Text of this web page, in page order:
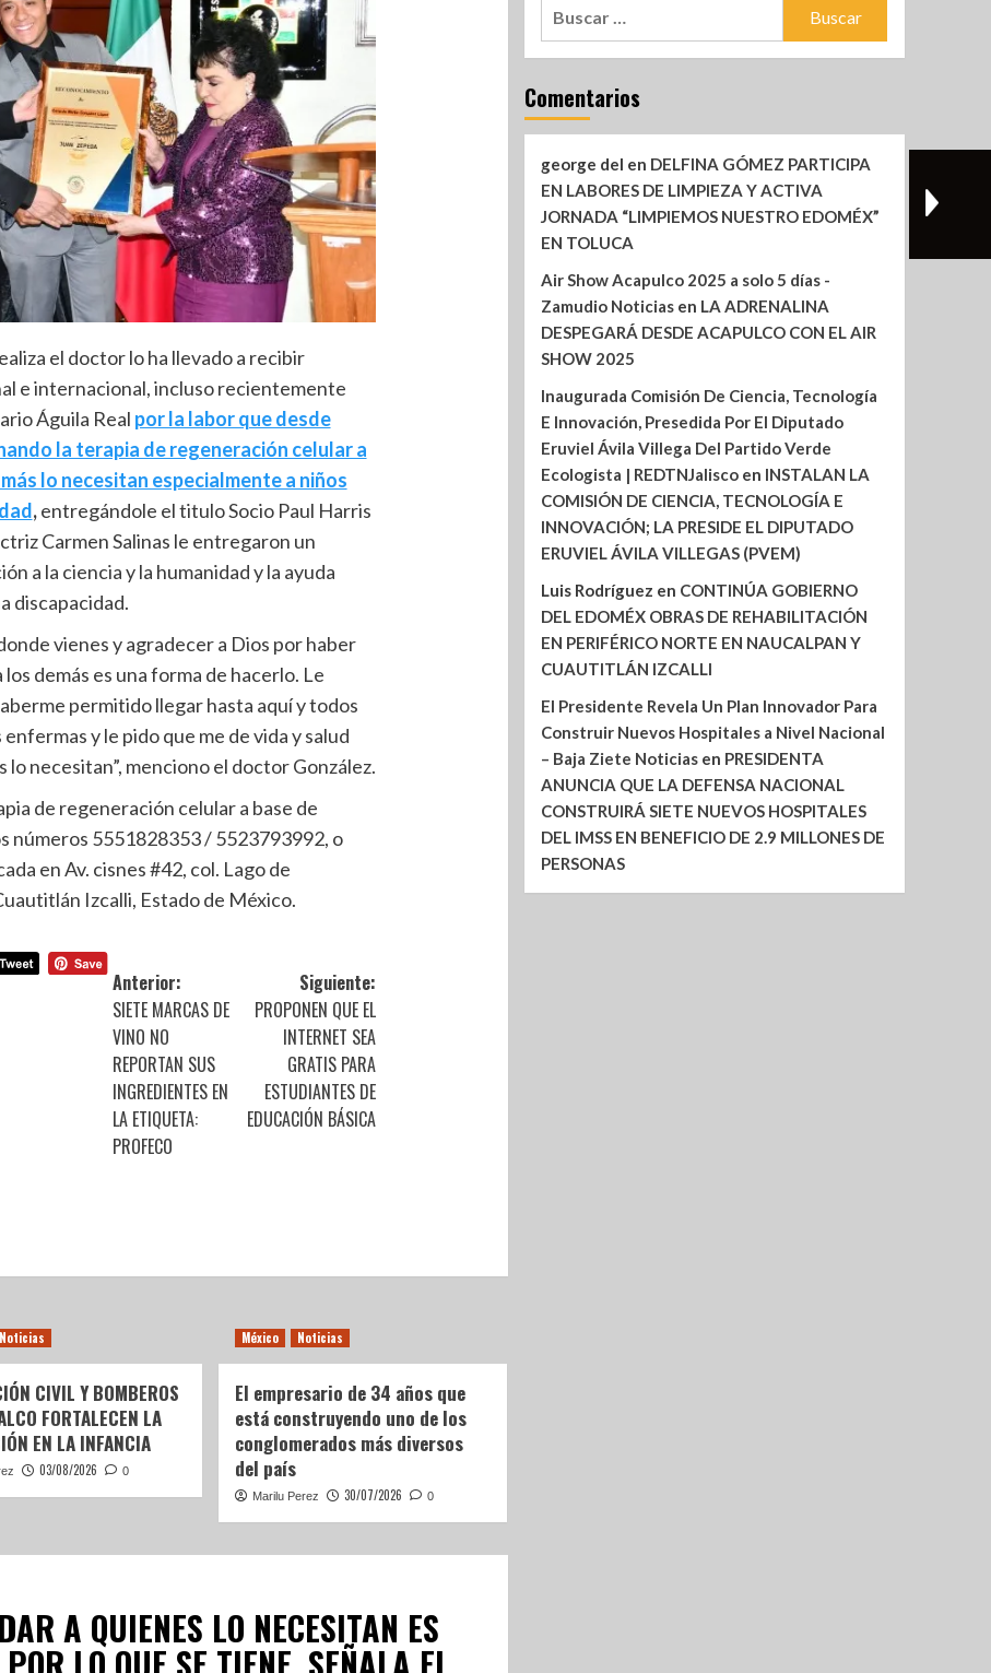
el doctor lo ha llevado a recibir
e internacional, incluso recientemente
Águila Real por la labor que desde
la terapia de regeneración celular a
lo necesitan especialmente a niños
,entregándole el titulo Socio Paul Harris
Carmen Salinas le entregaron un
a la ciencia y la humanidad y la ayuda
discapacidad.
vienes y agradecer a Dios por haber
demás es una forma de hacerlo. Le
permitido llegar hasta aquí y todos
y le pido que me de vida y salud
lo necesitan”, menciono el doctor González.
de regeneración celular a base de
números 5551828353 / 5523793992, o
en Av. cisnes #42, col. Lago de
Izcalli, Estado de México.
Anterior:
SIETE MARCAS DE
VINO NO
REPORTAN SUS
INGREDIENTES EN
LA ETIQUETA:
PROFECO
Siguiente:
PROPONEN QUE EL
INTERNET SEA
GRATIS PARA
ESTUDIANTES DE
EDUCACIÓN BÁSICA
Noticias
CIVIL Y BOMBEROS
FORTALECEN LA
EN LA INFANCIA
03/08/2026 0
México Noticias
El empresario de 34 años que
está construyendo uno de los
conglomerados más diversos
del país
Marilu Perez 30/07/2026 0
A QUIENES LO NECESITAN ES
Comentarios
george del en DELFINA GÓMEZ PARTICIPA
EN LABORES DE LIMPIEZA Y ACTIVA
JORNADA “LIMPIEMOS NUESTRO EDOMÉX”
EN TOLUCA
Air Show Acapulco 2025 a solo 5 días -
Zamudio Noticiasen LA ADRENALINA
DESPEGARÁ DESDE ACAPULCO CON EL AIR
SHOW 2025
Inaugurada Comisión De Ciencia, Tecnología
E Innovación, Presedida Por El Diputado
Eruviel Ávila Villega Del Partido Verde
Ecologista | REDTNJaliscoen INSTALAN LA
COMISIÓN DE CIENCIA, TECNOLOGÍA E
INNOVACIÓN; LA PRESIDE EL DIPUTADO
ERUVIEL ÁVILA VILLEGAS (PVEM)
Luis Rodríguez en CONTINÚA GOBIERNO
DEL EDOMÉX OBRAS DE REHABILITACIÓN
EN PERIFÉRICO NORTE EN NAUCALPAN Y
CUAUTITLÁN IZCALLI
El Presidente Revela Un Plan Innovador Para
Construir Nuevos Hospitales a Nivel Nacional
– Baja Ziete Noticiasen PRESIDENTA
ANUNCIA QUE LA DEFENSA NACIONAL
CONSTRUIRÁ SIETE NUEVOS HOSPITALES
DEL IMSS EN BENEFICIO DE 2.9 MILLONES DE
PERSONAS